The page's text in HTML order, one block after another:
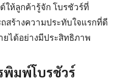
ห้ลูกค้ารู้จัก โบรชัวร์ที่
สร้างความประทับใจแรกที่ดี
ยได้อย่างมีประสิทธิภาพ
พิมพ์โบรชัวร์